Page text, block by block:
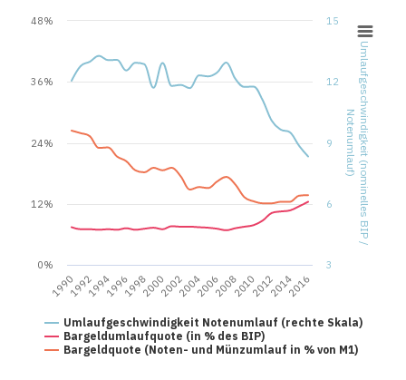
Umlaufgeschwindigkeit (nominelles BIP /
Notenumlauf)
Umlaufgeschwindigkeit Notenumlauf (rechte Skala)
Bargeldumlaufquote (in % des BIP)
Bargeldquote (Noten- und Münzumlauf in % von M1)
19901992199419961998200020022004200620082010201220142016
0%
12%
24%
36%
48%
3
6
9
12
15